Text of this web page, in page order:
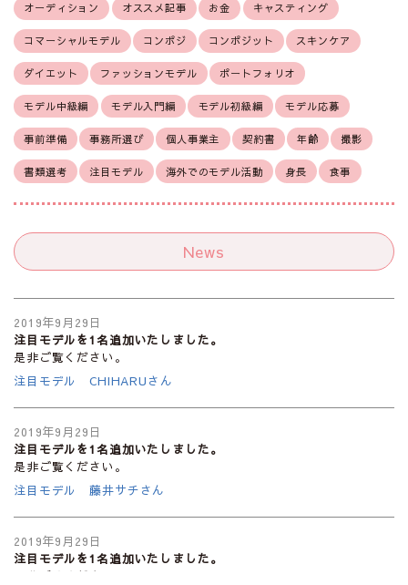
オーディション オススメ記事 お金 キャスティング
コマーシャルモデル コンポジ コンポジット スキンケア
ダイエット ファッションモデル ポートフォリオ
モデル中級編 モデル入門編 モデル初級編 モデル応募
事前準備 事務所選び 個人事業主 契約書 年齢 撮影
書類選考 注目モデル 海外でのモデル活動 身長 食事
News
2019年9月29日
注目モデルを1名追加いたしました。
是非ご覧ください。
注目モデル CHIHARUさん
2019年9月29日
注目モデルを1名追加いたしました。
是非ご覧ください。
注目モデル 藤井サチさん
2019年9月29日
注目モデルを1名追加いたしました。
是非ご覧ください。